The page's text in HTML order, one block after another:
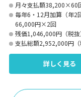
月々支払額38,200×60
毎年6・12月加算（年2
66,000円×2回
残価1,046,000円（税抜
支払総額2,952,000円（
詳しく見る